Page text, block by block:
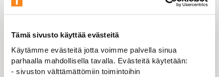
Tämä sivusto käyttää evästeitä
Käytämme evästeitä jotta voimme palvella sinua
parhaalla mahdollisella tavalla. Evästeitä käytetään:
- sivuston välttämättömiin toimintoihin
hallituksen kokous
16.6.2023
07.06.2023